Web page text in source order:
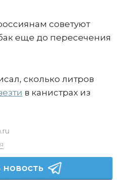
советуют
еще до пересечения
сколько литров
в канистрах из